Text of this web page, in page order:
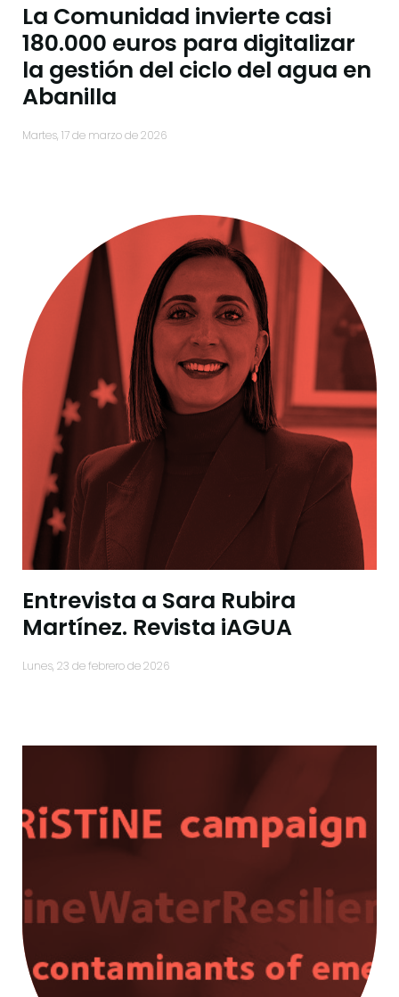
La Comunidad invierte casi
180.000 euros para digitalizar
la gestión del ciclo del agua en
Abanilla
martes, 17 de marzo de 2026
Entrevista a Sara Rubira
Martínez. Revista iAGUA
lunes, 23 de febrero de 2026